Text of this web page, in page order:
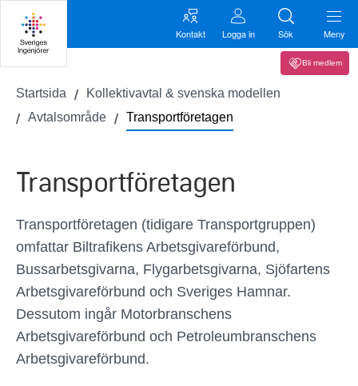
Kontakt Logga in Sök Meny
Bli medlem
Startsida
Kollektivavtal & svenska modellen
Avtalsområde
Transportföretagen
Transportföretagen
Transportföretagen (tidigare Transportgruppen)
omfattar Biltrafikens Arbetsgivareförbund,
Bussarbetsgivarna, Flygarbetsgivarna, Sjöfartens
Arbetsgivareförbund och Sveriges Hamnar.
Dessutom ingår Motorbranschens
Arbetsgivareförbund och Petroleumbranschens
Arbetsgivareförbund.